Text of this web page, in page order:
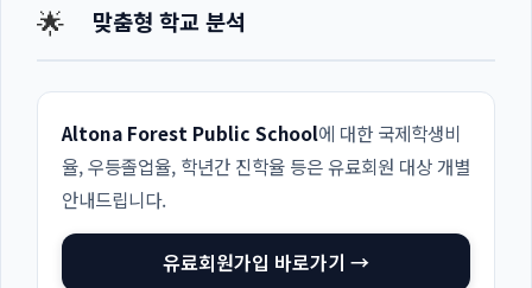
🌟 맞춤형 학교 분석
Altona Forest Public School에 대한 국제학생비
율, 우등졸업율, 학년간 진학율 등은 유료회원 대상 개별
안내드립니다.
유료회원가입 바로가기 →